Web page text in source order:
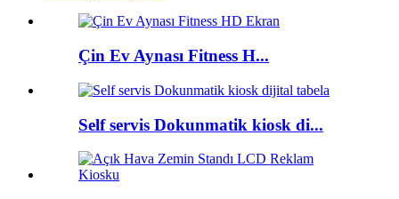
Çin Ev Aynası Fitness H...
Self servis Dokunmatik kiosk di...